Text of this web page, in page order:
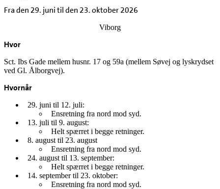
Fra den 29. juni til den 23. oktober 2026
Viborg
Hvor
Sct. Ibs Gade mellem husnr. 17 og 59a (mellem Søvej og lyskrydset
ved Gl. Ålborgvej).
Hvornår
29. juni til 12. juli:
Ensretning fra nord mod syd.
13. juli til 9. august:
Helt spærret i begge retninger.
8. august til 23. august
Ensretning fra nord mod syd.
24. august til 13. september:
Helt spærret i begge retninger.
14. september til 23. oktober:
Ensretning fra nord mod syd.